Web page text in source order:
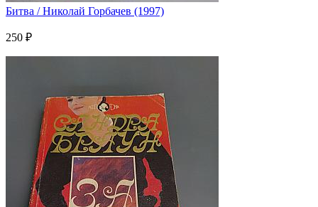
Битва / Николай Горбачев (1997)
250 ₽